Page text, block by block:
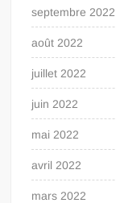
septembre 2022
août 2022
juillet 2022
juin 2022
mai 2022
avril 2022
mars 2022